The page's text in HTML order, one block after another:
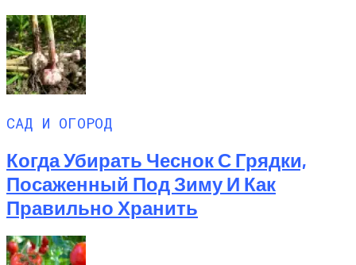
САД И ОГОРОД
Когда Убирать Чеснок С Грядки,
Посаженный Под Зиму И Как
Правильно Хранить